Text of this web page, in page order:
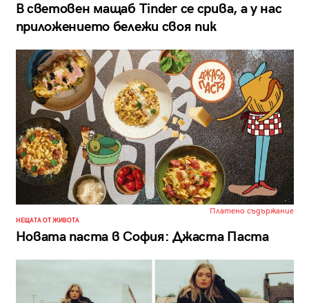
В световен мащаб Tinder се срива, а у нас
приложението бележи своя пик
Платено съдържание
НЕЩАТА ОТ ЖИВОТА
Новата паста в София: Джаста Паста